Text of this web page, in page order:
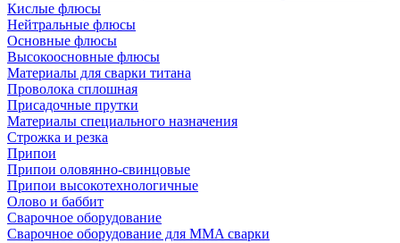
Кислые флюсы
Нейтральные флюсы
Основные флюсы
Высокоосновные флюсы
Материалы для сварки титана
Проволока сплошная
Присадочные прутки
Материалы специального назначения
Строжка и резка
Припои
Припои оловянно-свинцовые
Припои высокотехнологичные
Олово и баббит
Сварочное оборудование
Сварочное оборудование для MMA сварки